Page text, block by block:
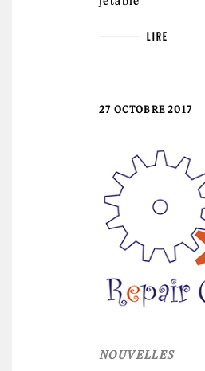
LIRE
27 OCTOBRE 2017
NOUVELLES